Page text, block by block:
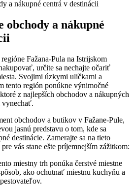
obchody a nákupné
Fažana-Pula na Istrijskom
určite sa nechajte očariť
Svojimi úzkymi uličkami a
tento región ponúkne výnimočné
z najlepších obchodov a nákupných
vynechať.
obchodov a butikov v Fažane-Pule,
jasnú predstavu o tom, kde sa
destinácie. Zamerajte sa na tieto
vás stane ešte príjemnejším zážitkom:
miestny trh ponúka čerstvé miestne
ako ochutnať miestnu kuchyňu a